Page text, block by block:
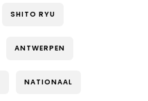
SHITO RYU
ANTWERPEN
NATIONAAL